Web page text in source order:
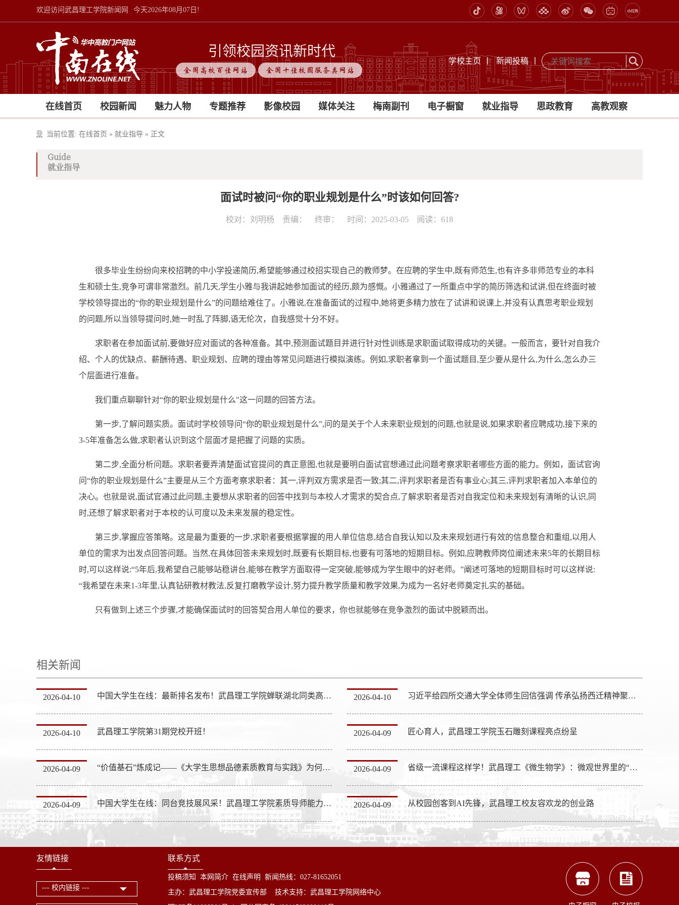
欢迎访问武昌理工学院新闻网 今天2026年08月07日!
引领校园资讯新时代
全国高校百佳网站 全国十佳校园服务类网站
学校主页 丨 新闻投稿 丨
在线首页 校园新闻 魅力人物 专题推荐 影像校园 媒体关注 梅南副刊 电子橱窗 就业指导 思政教育 高教观察
当前位置: 在线首页 » 就业指导 » 正文
Guide
就业指导
面试时被问“你的职业规划是什么”时该如何回答?
校对：刘明杨 责编： 终审： 时间：2025-03-05 阅读： 618
很多毕业生纷纷向来校招聘的中小学投递简历,希望能够通过校招实现自己的教师梦。在应聘的学生中,既有师范生,也有许多非师范专业的本科
生和硕士生,竞争可谓非常激烈。前几天,学生小雅与我讲起她参加面试的经历,颇为感慨。小雅通过了一所重点中学的简历筛选和试讲,但在终面时被
学校领导提出的“你的职业规划是什么”的问题给难住了。小雅说,在准备面试的过程中,她将更多精力放在了试讲和说课上,并没有认真思考职业规划
的问题,所以当领导提问时,她一时乱了阵脚,语无伦次， 自我感觉十分不好。
求职者在参加面试前,要做好应对面试的各种准备。其中,预测面试题目并进行针对性训练是求职面试取得成功的关键。一般而言， 要针对自我介
绍、个人的优缺点、 薪酬待遇、职业规划、应聘的理由等常见问题进行模拟演练。例如,求职者拿到一个面试题目,至少要从是什么,为什么,怎么办三
个层面进行准备。
我们重点聊聊针对“你的职业规划是什么"这一问题的回答方法。
第一步,了解问题实质。面试时学校领导问“你的职业规划是什么”,问的是关于个人未来职业规划的问题,也就是说,如果求职者应聘成功,接下来的
3-5年准备怎么做,求职者认识到这个层面才是把握了问题的实质。
第二步,全面分析问题。求职者要弄清楚面试官提问的真正意图,也就是要明白面试官想通过此问题考察求职者哪些方面的能力。例如，面试官询
问“你的职业规划是什么”主要是从三个方面考察求职者： 其一,评判双方需求是否一致;其二,评判求职者是否有事业心;其三,评判求职者加 入本单位的
决心。也就是说,面试官通过此问题,主要想从求职者的回答中找到与本校人才需求的契合点,了解求职者是否对自我定位和未来规划有清晰的认识,同
时,还想了解求职者对于本校的认可度以及未来发展的稳定性。
第三步,掌握应答策略。这是最为重要的一步,求职者要根据掌握的用人单位信息,结合自我认知以及未来规划进行有效的信息整合和重组,以用人
单位的需求为出发点回答问题。当然,在具体回答未来规划时,既要有长期目标,也要有可落地的短期目标。例如,应聘教师岗位阐述未来5年的长期目标
时,可以这样说:“5年后,我希望自己能够站稳讲台,能够在教学方面取得一定突破,能够成为学生眼中的好老师。”阐述可落地的短期目标时可以这样说:
“我希望在未来1-3年里,认真钻研教材教法,反复打磨教学设计,努力提升教学质量和教学效果,为成为一名好老师奠定扎实的基础。
只有做到上述三个步骤,才能确保面试时的回答契合用人单位的要求， 你也就能够在竞争激烈的面试中脱颖而出。
相关新闻
2026-04-10 中国大学生在线：最新排名发布！武昌理工学院蝉联湖北同类高校第一 2026-04-10 习近平给四所交通大学全体师生回信强调 传承弘扬西迁精神聚焦国家重大战略需求 为建设教育强国科技强国人…
2026-04-10 武昌理工学院第31期党校开班！ 2026-04-09 匠心育人，武昌理工学院玉石雕刻课程亮点纷呈
2026-04-09 “价值基石”炼成记——《大学生思想品德素质教育与实践》为何内化于心，外化于行？ 2026-04-09 省级一流课程这样学！武昌理工《微生物学》：微观世界里的“趣味探索之旅”
2026-04-09 中国大学生在线：同台竞技展风采！武昌理工学院素质导师能力大赛亮点十足 2026-04-09 从校园创客到AI先锋，武昌理工校友容欢龙的创业路
友情链接
--- 校内链接 ---
联系方式
投稿须知 本网简介 在线声明
新闻热线：027-81652051
主办：武昌理工学院党委宣传部 技术支持：武昌理工学院网络中心